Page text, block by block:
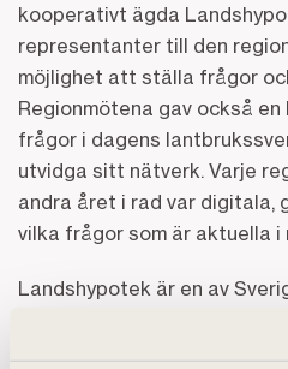
kooperativt ägda
representanter till den
möjlighet att ställa frågor
Regionmötena gav också
frågor i dagens
utvidga sitt nätverk. Varje
andra året i rad var digitala,
vilka frågor som är aktuella i
Landshypotek är en av